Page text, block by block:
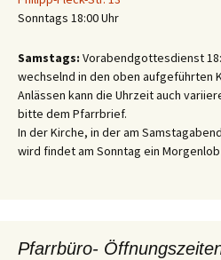
Sonntags 18:00 Uhr
Samstags: Vorabendgottesdienst
wechselnd in den oben aufgeführten
Anlässen kann die Uhrzeit auch
bitte dem Pfarrbrief.
In der Kirche, in der am
wird findet am Sonntag ein
Pfarrbüro-